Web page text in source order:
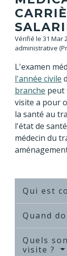
Vérifié le 31 Mar
administrative
L'examen
l'année civile
branche peut
visite a pour
la santé au
l'état de
médecin du
Qui est
Quand
Quels
visite ?